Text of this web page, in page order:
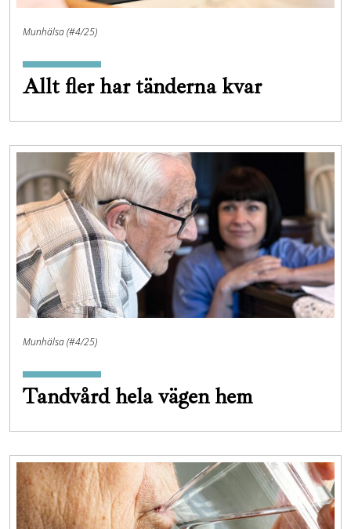
Munhälsa (#4/25)
Allt fler har tänderna kvar
Munhälsa (#4/25)
Tandvård hela vägen hem